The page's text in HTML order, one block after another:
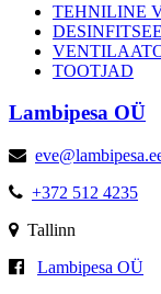
TEHNILINE
TOOTJAD
Lambipesa OÜ
+372 512 4235
Tallinn
Lambipesa OÜ